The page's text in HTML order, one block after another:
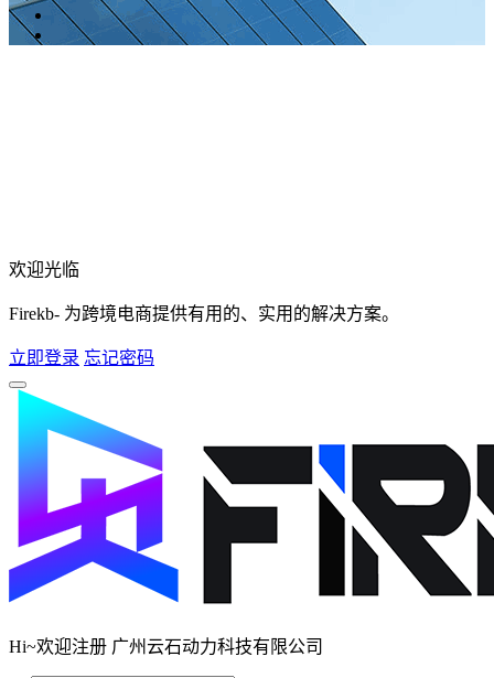
欢迎光临
Firekb- 为跨境电商提供有用的、实用的解决方案。
立即登录 忘记密码
Hi~欢迎注册 广州云石动力科技有限公司